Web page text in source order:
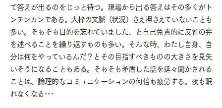
て答えが出るのをじっと待つ。現場から出る答えはその多くがト
ンチンカンである。大枠の文脈（状況）さえ押さえていないことも
多い。そもそも目的を忘れていました、と自己免責的に反省の弁
を述べることを繰り返すものも多い。そんな時、わたし自身、自
分は何をやっているんだ？とその目指すべきものの大きさを見失
いそうになることもある。そもそも矛盾した話を延々聞かされる
ことは、論理的なコミュニケーションの何倍も疲労する。夜も眠
れなくなる･･･